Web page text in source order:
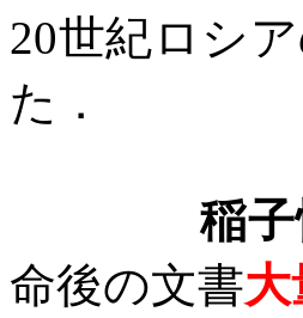
20世紀ロシ
た．
稲
命後の文書